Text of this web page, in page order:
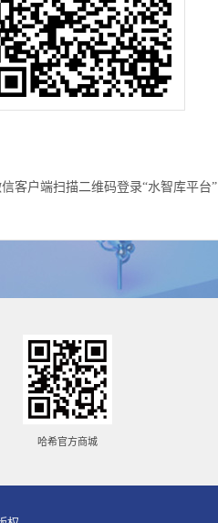
客户端扫描二维码登录“水智库平台”
哈希官方商城